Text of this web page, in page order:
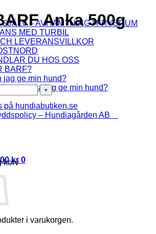
SJÄLV – AVHÄMTNING I FRYSRUM
MED TURBIL
LEVERANSVILLKOR
DU HOS OSS
BARF?
jag ge min hund?
mat ska jag ge min hund?
på hundiabutiken.se
– Hundiagården AB
kr 0
i varukorgen.
Anka 500g
kr.
korv